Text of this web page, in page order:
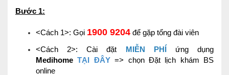
Bước 1:
<Cách 1>: Gọi 1900 9204 để gặp tổng đài viên
<Cách 2>: Cài đặt MIỄN PHÍ
ứng dụng
Medihome TẠI ĐÂY => chọn Đặt lịch khám BS
online